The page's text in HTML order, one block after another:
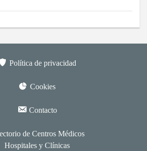
Política de privacidad
Cookies
Contacto
de Centros Médicos
Hospitales y Clínicas